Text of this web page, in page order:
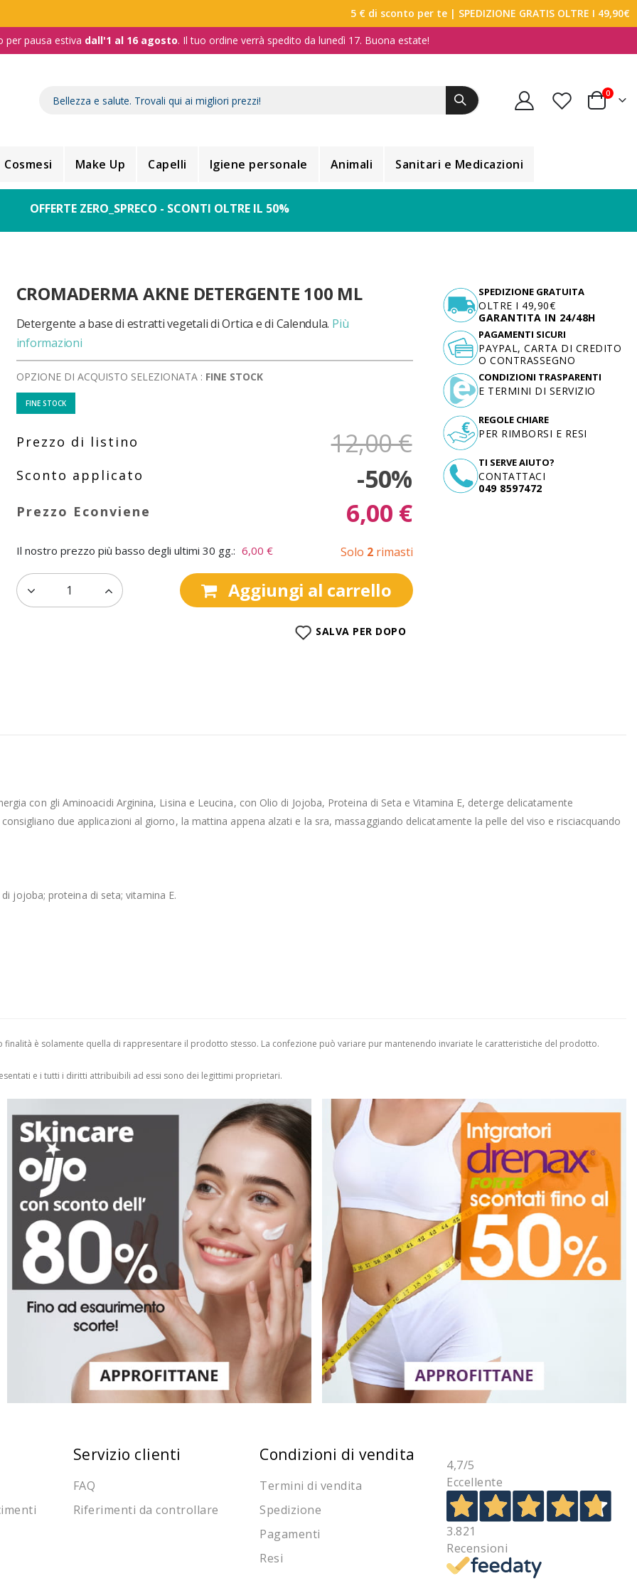
5 € di sconto per te | SPEDIZIONE GRATIS OLTRE I 49,90€
per pausa estiva dall'1 al 16 agosto. Il tuo ordine verrà spedito da lunedì 17. Buona estate!
Carrello
0
Cosmesi Make Up Capelli Igiene personale Animali Sanitari e Medicazioni
OFFERTE ZERO_SPRECO - SCONTI OLTRE IL 50%
CROMADERMA AKNE DETERGENTE 100 ML
Detergente a base di estratti vegetali di Ortica e di Calendula. Più
informazioni
OPZIONE DI ACQUISTO SELEZIONATA : FINE STOCK
FINE STOCK
12,00 €
-50%
6,00 €
Il nostro prezzo più basso degli ultimi 30 gg.: 6,00 € Solo 2rimasti
Aggiungi al carrello
SALVA PER DOPO
SPEDIZIONE GRATUITA
OLTRE I 49,90€
GARANTITA IN 24/48H
TI SERVE AIUTO?
CONTATTACI
049 8597472
PAGAMENTI SICURI
PAYPAL, CARTA DI CREDITO
O CONTRASSEGNO
CONDIZIONI TRASPARENTI
E TERMINI DI SERVIZIO
REGOLE CHIARE
PER RIMBORSI E RESI
con gli Aminoacidi Arginina, Lisina e Leucina, con Olio di Jojoba, Proteina di Seta e Vitamina E, deterge delicatamente
due applicazioni al giorno, la mattina appena alzati e la sra, massaggiando delicatamente la pelle del viso e risciacquando
jojoba; proteina di seta; vitamina E.
è solamente quella di rappresentare il prodotto stesso. La confezione può variare pur mantenendo invariate le caratteristiche del prodotto.
e i tutti i diritti attribuibili ad essi sono dei legittimi proprietari.
Servizio clienti
FAQ
Riferimenti da controllare
Condizioni di vendita
Termini di vendita
Spedizione
Pagamenti
Resi
4,7/5
Eccellente
3.821
Recensioni